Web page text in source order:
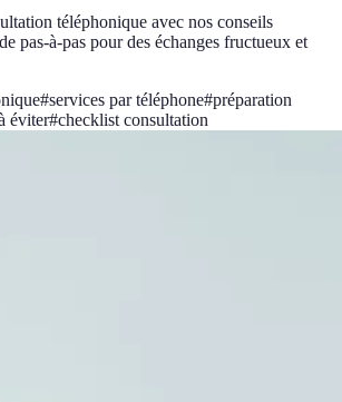
téléphonique avec nos conseils
pas-à-pas pour des échanges fructueux et
#services par téléphone#préparation
éviter#checklist consultation